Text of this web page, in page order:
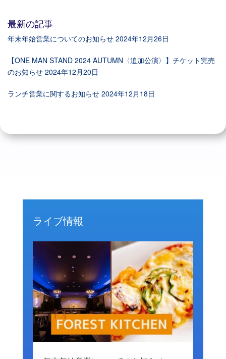
最新の記事
年末年始営業についてのお知らせ 2024年12月26日
【ONE MAN STAND 2024 AUTUMN〈追加公演〉】チケット完売
のお知らせ 2024年12月20日
ランチ営業に関するお知らせ 2024年12月18日
ライブ情報